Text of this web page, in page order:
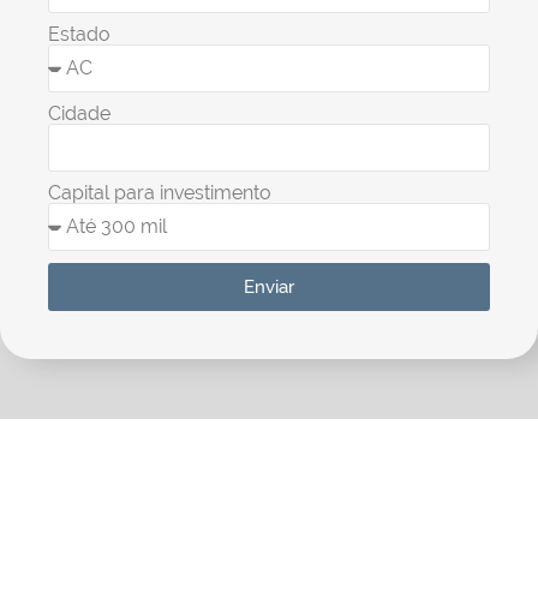
Estado
Cidade
Capital para investimento
Enviar